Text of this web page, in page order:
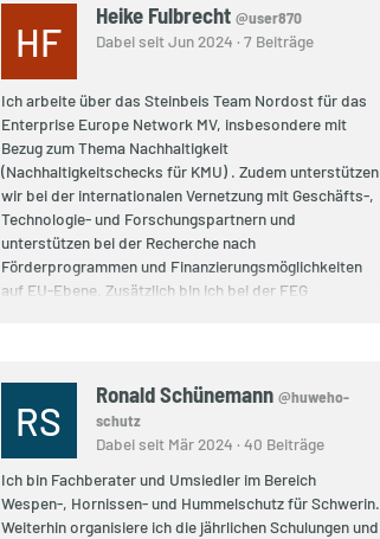
HF
Heike Fulbrecht @user870
Dabei seit Jun 2024 · 7 Beiträge
Ich arbeite über das Steinbeis Team Nordost für das
Enterprise Europe Network MV, insbesondere mit
Bezug zum Thema Nachhaltigkeit
(Nachhaltigkeitschecks für KMU) . Zudem unterstützen
wir bei der internationalen Vernetzung mit Geschäfts-,
Technologie- und Forschungspartnern und
unterstützen bei der Recherche nach
Förderprogrammen und Finanzierungsmöglichkeiten
auf EU-Ebene. Zusätzlich bin ich bei der FEG
RS
Ronald Schünemann @huweho-
schutz
Dabei seit Mär 2024 · 40 Beiträge
Ich bin Fachberater und Umsiedler im Bereich
Wespen-, Hornissen- und Hummelschutz für Schwerin.
Weiterhin organisiere ich die jährlichen Schulungen und